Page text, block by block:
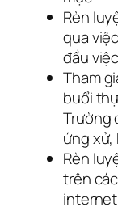
Rèn
qua
đầu
Tham
buổi
Trường
ứng xử,
Rèn
trên